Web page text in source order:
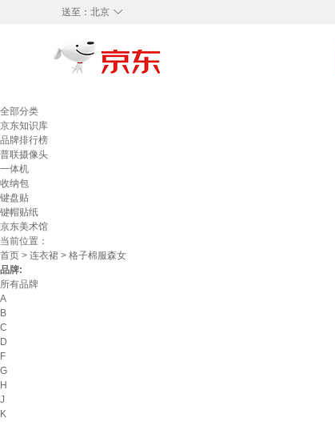
◇
送至： 北京
全部分类
京东知识库
品牌排行榜
普联摄像头
一体机
收纳包
键盘贴
键帽贴纸
京东美术馆
当前位置：
首页 > 连衣裙 > 格子棉服森女
品牌:
所有品牌
A
B
C
D
F
G
H
J
K